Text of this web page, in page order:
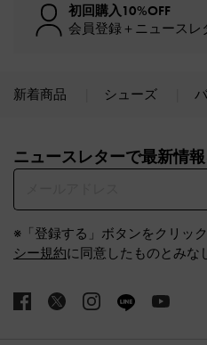
初回購入10%OFF
会員登録＋ニュースレ
新着商品 シューズ
ニュースレターで最新情報
※「登録する」ボタンをクリック
シー規約に同意したものとみな